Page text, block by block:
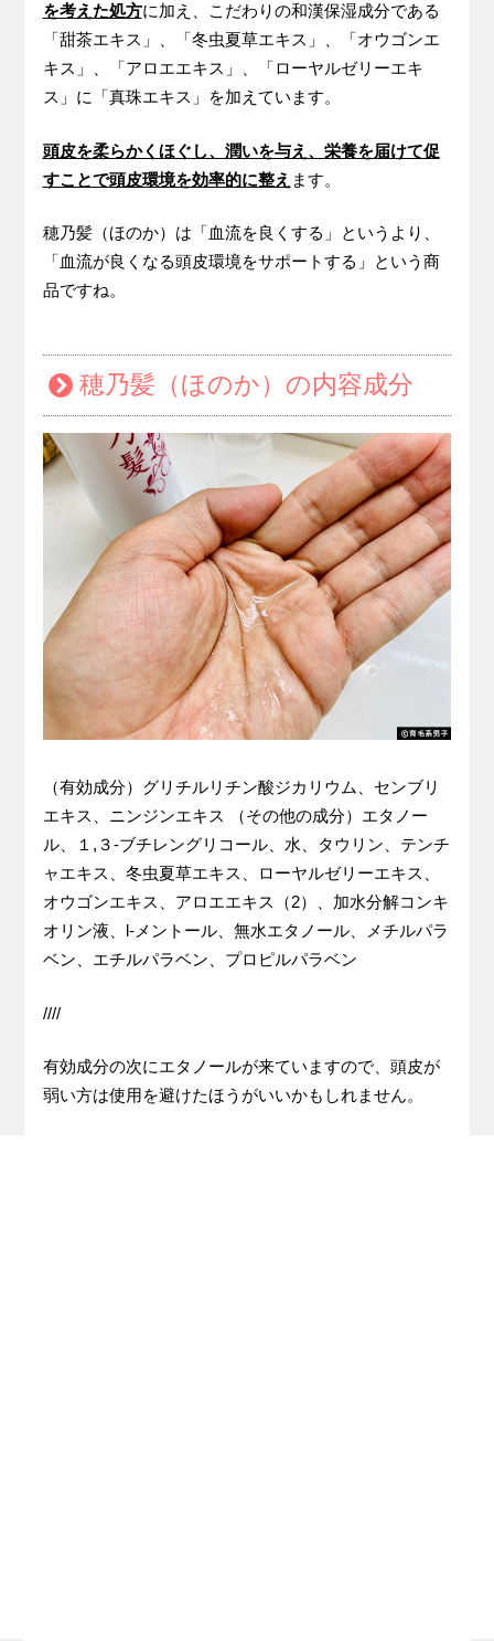
を考えた処方に加え、こだわりの和漢保湿成分である
「甜茶エキス」、「冬虫夏草エキス」、「オウゴンエ
キス」、「アロエエキス」、「ローヤルゼリーエキ
ス」に「真珠エキス」を加えています。
頭皮を柔らかくほぐし、潤いを与え、栄養を届けて促
すことで頭皮環境を効率的に整え ます。
穂乃髪（ほのか）は「血流を良くする」というより、
「血流が良くなる頭皮環境をサポートする」という商
品ですね。
穂乃髪（ほのか）の内容成分
（有効成分）グリチルリチン酸ジカリウム、センブリ
エキス、ニンジンエキス （その他の成分）エタノー
ル、１,３-ブチレングリコール、水、タウリン、テンチ
ャエキス、冬虫夏草エキス、ローヤルゼリーエキス、
オウゴンエキス、アロエエキス（2）、加水分解コンキ
オリン液、l-メントール、無水エタノール、メチルパラ
ベン、エチルパラベン、プロピルパラベン
////
有効成分の次にエタノールが来ていますので、頭皮が
弱い方は使用を避けたほうがいいかもしれません。